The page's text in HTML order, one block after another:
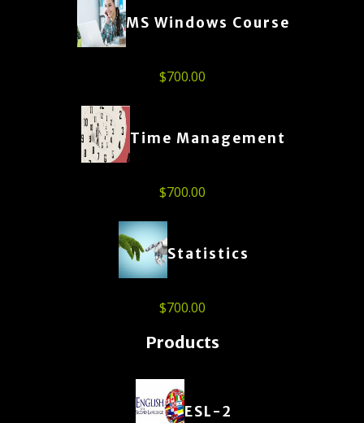
MS Windows Course
$700.00
Time Management
$700.00
Statistics
$700.00
Products
ESL-2